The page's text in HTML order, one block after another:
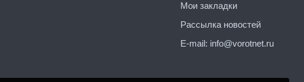
Мои закладки
Рассылка новостей
E-mail: info@vorotnet.ru